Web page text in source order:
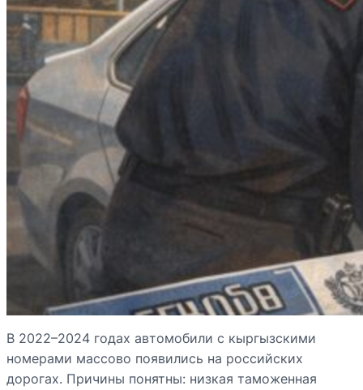
В 2022–2024 годах автомобили с кыргызскими
номерами массово появились на российских
дорогах. Причины понятны: низкая таможенная